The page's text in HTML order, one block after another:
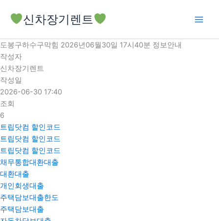
로
건
너
뛰
기
신차장기렌트
도봉구하수구막힘 2026년06월30일 17시40분 정보안내
작성자
신차장기렌트
작성일
2026-06-30 17:40
조회
6
트립닷컴 할인코드
트립닷컴 할인코드
트립닷컴 할인코드
채무통합대환대출
대환대출
개인회생대출
주택담보대출한도
주택담보대출